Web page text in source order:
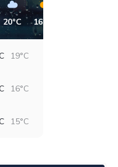
20°C 16°C
19°C
16°C
15°C